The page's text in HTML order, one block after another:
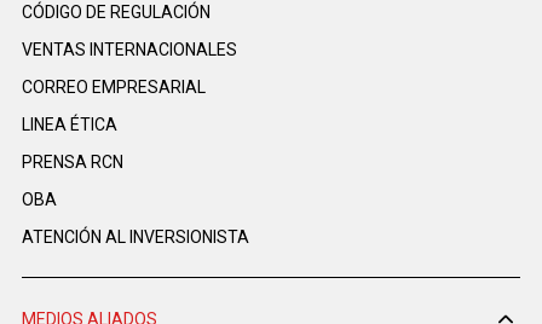
CÓDIGO DE REGULACIÓN
VENTAS INTERNACIONALES
CORREO EMPRESARIAL
LINEA ÉTICA
PRENSA RCN
OBA
ATENCIÓN AL INVERSIONISTA
MEDIOS ALIADOS